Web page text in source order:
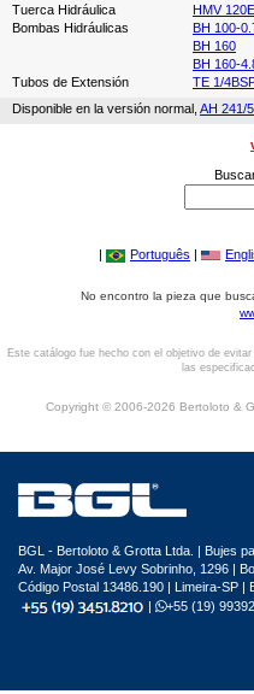
Tuerca Hidráulica
HMV 120E
Bombas Hidráulicas
BH 100-
BH 160
BH 160-
Tubos de Extensión
TE 1/
Disponible en la versión normal, AH 241/
| Português |
No encontro la pieza que
Este catálogo fue hecho con el objetivo de
las
Copyright © 2006-2026 Bertoloto &
BGL - Bertoloto & Grotta Ltda. | Bujes
Av. Major José Levy Sobrinho, 1296 |
Código Postal 13486.190 | Limeira-SP |
|
+55 (19)